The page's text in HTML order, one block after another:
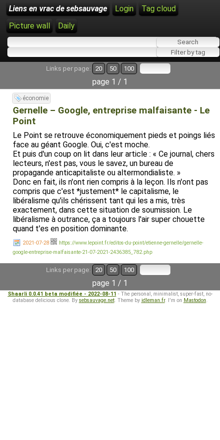
Liens en vrac de sebsauvage Login
Tag cloud
Picture wall
Daily
Links per page: 20 50 100
page 1 / 1
économie
Gernelle – Google, entreprise malfaisante - Le
Point
Le Point se retrouve économiquement pieds et poings liés
face au géant Google. Oui, c'est moche.
Et puis d'un coup on lit dans leur article : « Ce journal, chers
lecteurs, n'est pas, vous le savez, un bureau de
propagande anticapitaliste ou altermondialiste. »
Donc en fait, ils n'ont rien compris à la leçon. Ils n'ont pas
compris que c'est *justement* le capitalisme, le
libéralisme qu'ils chérissent tant qui les a mis, très
exactement, dans cette situation de soumission. Le
libéralisme à outrance, ça a toujours l'air super chouette
quand t'es en position dominante.
2021-07-28
https://www.lepoint.fr/editos-du-point/etienne-gernelle/gernelle-
google-entreprise-malfaisante-21-07-2021-2436385_782.php
Links per page: 20 50 100
page 1 / 1
Shaarli 0.0.41 beta modifiée - 2022-08-11 - The personal, minimalist, super-fast, no-
database delicious clone. By sebsauvage.net. Theme by idleman.fr. I'm on Mastodon.